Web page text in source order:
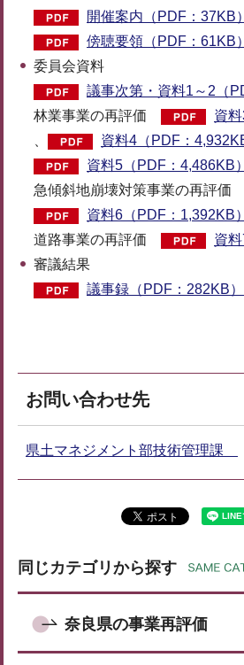
開催案内（PDF：37KB）
傍聴要領（PDF：61KB）
委員会資料
議事次第・資料1～2（
林業事業の再評価
資
資料4（PDF：
資料5（PDF：4,486KB）
急傾斜地崩壊対策事業の再評価
資料6（PDF：1,392KB）
道路事業の再評価
資
審議結果
議事録（PDF：282KB）
お問い合わせ先
県土マネジメント部技術管理課
同じカテゴリから探す
奈良県の事業再評価